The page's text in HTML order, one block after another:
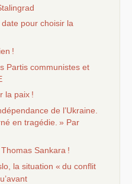
pour choisir la
!
Partis communistes et
la paix !
de l’Ukraine.
en tragédie. » Par
Sankara !
la situation « du conflit